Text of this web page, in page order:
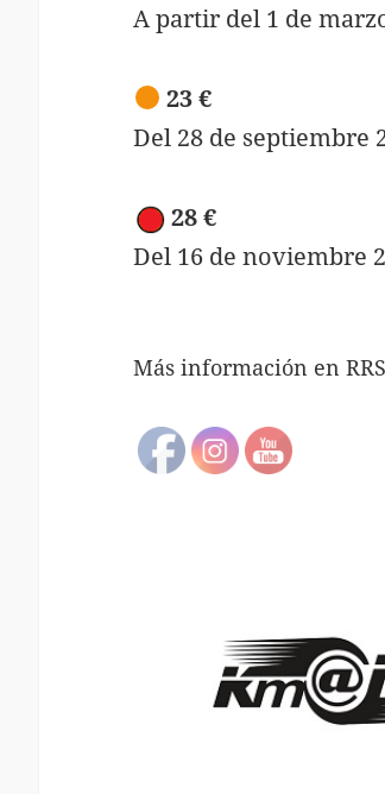
A partir del 1 de
23 €
Del 28 de septiembre
28 €
Del 16 de noviembre
Más información en